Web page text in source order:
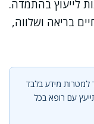
לייעוץ בהתמדה.
בריאה ושלווה,
למטרות מידע בלבד
עם רופא בכל